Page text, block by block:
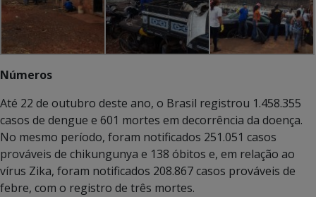
Números
Até 22 de outubro deste ano, o Brasil registrou 1.458.355
casos de dengue e 601 mortes em decorrência da doença.
No mesmo período, foram notificados 251.051 casos
prováveis de chikungunya e 138 óbitos e, em relação ao
vírus Zika, foram notificados 208.867 casos prováveis de
febre, com o registro de três mortes.